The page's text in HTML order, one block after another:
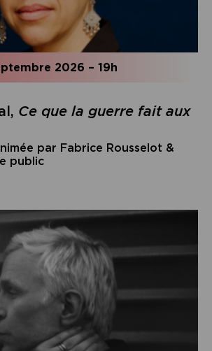
2026 – 19h
Ce que la guerre fait aux
par Fabrice Rousselot &
public